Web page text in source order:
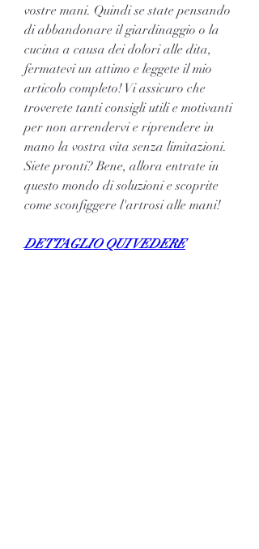
vostre mani. Quindi se state pensando
di abbandonare il giardinaggio o la
cucina a causa dei dolori alle dita,
fermatevi un attimo e leggete il mio
articolo completo! Vi assicuro che
troverete tanti consigli utili e motivanti
per non arrendervi e riprendere in
mano la vostra vita senza limitazioni.
Siete pronti? Bene, allora entrate in
questo mondo di soluzioni e scoprite
come sconfiggere l'artrosi alle mani!
DETTAGLIO QUI VEDERE